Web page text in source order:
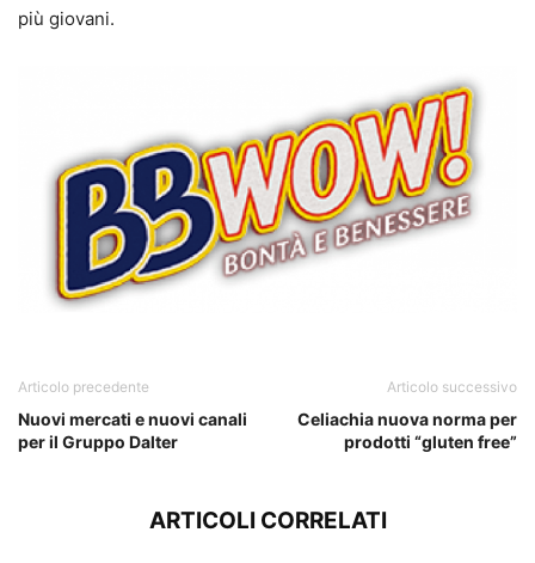
più giovani.
Articolo precedente
Nuovi mercati e nuovi canali
per il Gruppo Dalter
Articolo successivo
Celiachia nuova norma per
prodotti “gluten free”
ARTICOLI CORRELATI